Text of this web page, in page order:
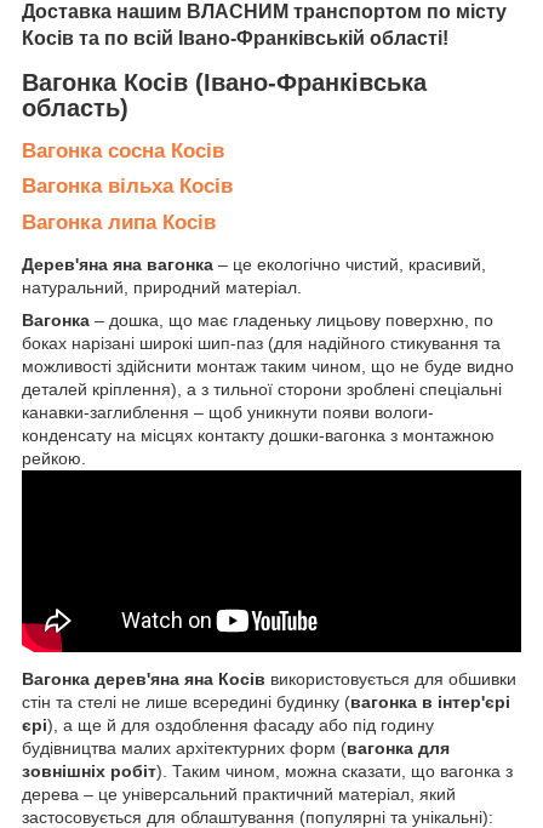
Доставка нашим ВЛАСНИМ транспортом по місту
Косів та по всій Івано-Франківській області!
Вагонка Косів (Івано-Франківська
область)
Вагонка сосна Косів
Вагонка вільха Косів
Вагонка липа Косів
Дерев'яна яна вагонка – це екологічно чистий, красивий,
натуральний, природний матеріал.
Вагонка – дошка, що має гладеньку лицьову поверхню, по
боках нарізані широкі шип-паз (для надійного стикування та
можливості здійснити монтаж таким чином, що не буде видно
деталей кріплення), а з тильної сторони зроблені спеціальні
канавки-заглиблення – щоб уникнути появи вологи-
конденсату на місцях контакту дошки-вагонка з монтажною
рейкою.
Вагонка дерев'яна яна Косів використовується для обшивки
стін та стелі не лише всередині будинку (вагонка в інтер'єрі
єрі), а ще й для оздоблення фасаду або під годину
будівництва малих архітектурних форм (вагонка для
зовнішніх робіт). Таким чином, можна сказати, що вагонка з
дерева – це універсальний практичний матеріал, який
застосовується для облаштування (популярні та унікальні):